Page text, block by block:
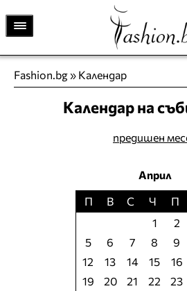
Fashion.bg» Календар
Календар на
предишен
Април
П
В С Ч П
1
2
5
6 7 8 9
12
13 14 15 16
19
20 21 22 23